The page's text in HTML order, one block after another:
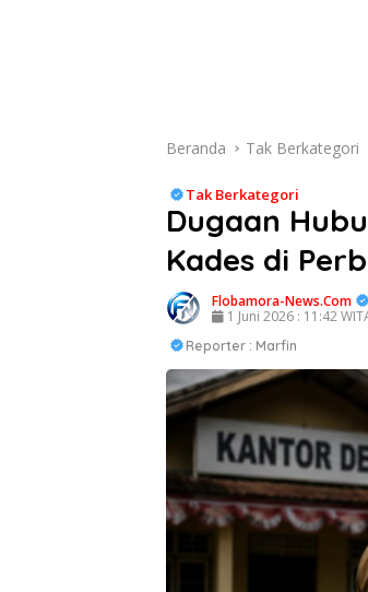
Beranda Tak Berkategori
Tak Berkategori
Dugaan
Kades di
Flobamora-News.Com
1 Juni 2026 : 11:42
Reporter : Marfin